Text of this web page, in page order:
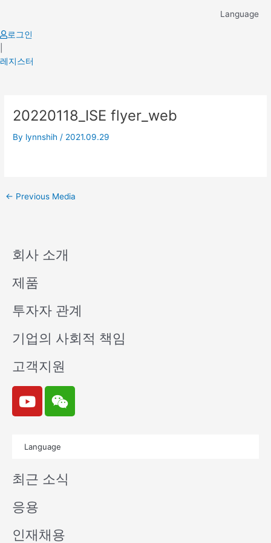
content
Language
로그인
레지스터
20220118_ISE flyer_web
By lynnshih / 2021.09.29
navigation
← Previous Media
회사 소개
제품
투자자 관계
기업의 사회적 책임
고객지원
Y
o
u
e
W
e
i
n
Language
최근 소식
응용
인재채용